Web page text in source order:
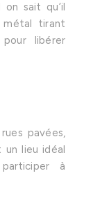
sait qu’il
métal tirant
libérer
pavées,
un lieu idéal
à